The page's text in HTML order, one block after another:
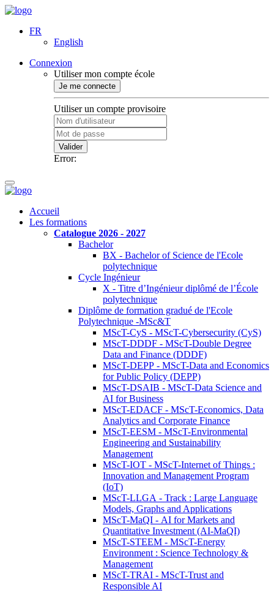
FR
English
Connexion
Utiliser mon compte école
Je me connecte
Utiliser un compte provisoire
Valider
Error:
Accueil
Les formations
Catalogue 2026 - 2027
Bachelor
BX - Bachelor of Science de l'Ecole
polytechnique
Cycle Ingénieur
X - Titre d’Ingénieur diplômé de l’École
polytechnique
Diplôme de formation gradué de l'Ecole
Polytechnique -MSc&T
MScT-CyS - MScT-Cybersecurity (CyS)
MScT-DDDF - MScT-Double Degree
Data and Finance (DDDF)
MScT-DEPP - MScT-Data and Economics
for Public Policy (DEPP)
MScT-DSAIB - MScT-Data Science and
AI for Business
MScT-EDACF - MScT-Economics, Data
Analytics and Corporate Finance
MScT-EESM - MScT-Environmental
Engineering and Sustainability
Management
MScT-IOT - MScT-Internet of Things :
Innovation and Management Program
(IoT)
MScT-LLGA - Track : Large Language
Models, Graphs and Applications
MScT-MaQI - AI for Markets and
Quantitative Investment (AI-MaQI)
MScT-STEEM - MScT-Energy
Environment : Science Technology &
Management
MScT-TRAI - MScT-Trust and
Responsible AI